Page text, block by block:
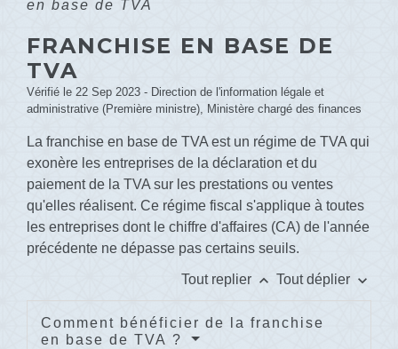
en base de TVA
FRANCHISE EN BASE DE
TVA
Vérifié le 22 Sep 2023 - Direction de l'information légale et
administrative (Première ministre), Ministère chargé des finances
La franchise en base de TVA est un régime de TVA qui
exonère les entreprises de la déclaration et du
paiement de la TVA sur les prestations ou ventes
qu'elles réalisent. Ce régime fiscal s'applique à toutes
les entreprises dont le chiffre d'affaires (CA) de l'année
précédente ne dépasse pas certains seuils.
Tout replier keyboard_arrow_up Tout déplier keyboard_arrow_down
Comment bénéficier de la franchise
en base de TVA ?